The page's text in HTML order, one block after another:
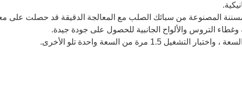
التروس والألواح الجانبية للحصول على جودة جيدة.